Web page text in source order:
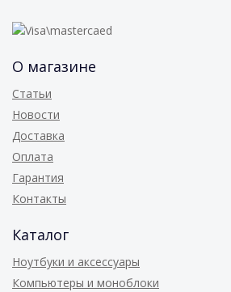
О магазине
Статьи
Новости
Доставка
Оплата
Гарантия
Контакты
Каталог
Ноутбуки и аксессуары
Компьютеры и моноблоки